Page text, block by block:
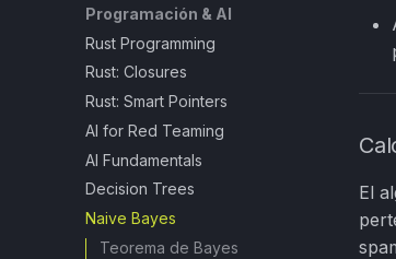
Programación & AI
Rust Programming
Rust: Closures
Rust: Smart Pointers
AI for Red Teaming
AI Fundamentals
Decision Trees
Naive Bayes
Teorema de Bayes
El